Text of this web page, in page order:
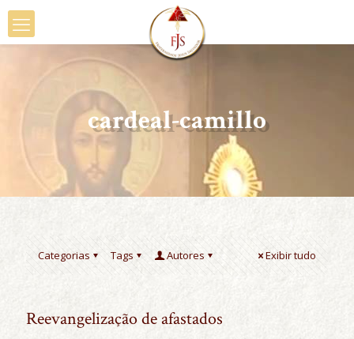
cardeal-camillo
Categorias Tags Autores Exibir tudo
Reevangelização de afastados